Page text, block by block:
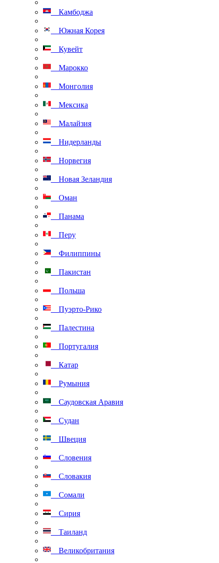
Камбоджа
Южная Корея
Кувейт
Марокко
Монголия
Мексика
Малайзия
Нидерланды
Норвегия
Новая Зеландия
Оман
Панама
Перу
Филиппины
Пакистан
Польша
Пуэрто-Рико
Палестина
Португалия
Катар
Румыния
Саудовская Аравия
Судан
Швеция
Словения
Словакия
Сомали
Сирия
Таиланд
Великобритания